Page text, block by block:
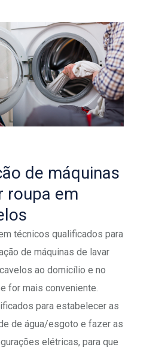
de máquinas
roupa em
técnicos qualificados para
de máquinas de lavar
ao domicílio e no
for mais conveniente.
para estabelecer as
de água/esgoto e fazer as
elétricas, para que